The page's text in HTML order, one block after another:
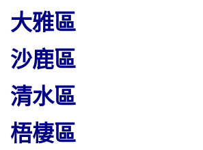
大雅區
沙鹿區
清水區
梧棲區